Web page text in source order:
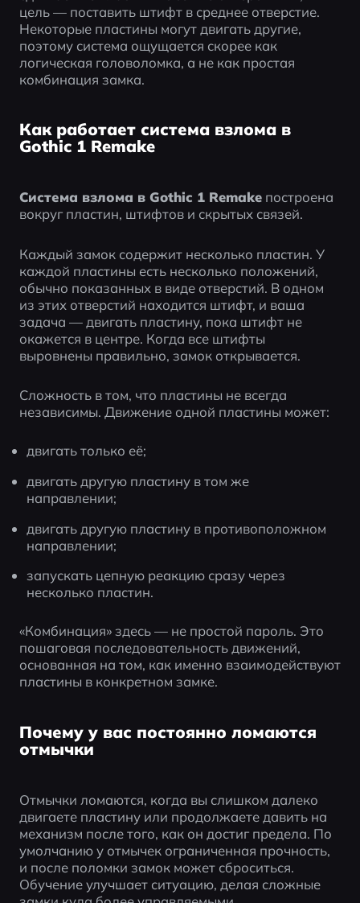
цель — поставить штифт в среднее отверстие.
Некоторые пластины могут двигать другие,
поэтому система ощущается скорее как
логическая головоломка, а не как простая
комбинация замка.
Как работает система взлома в
Gothic 1 Remake
Система взлома в Gothic 1 Remake построена
вокруг пластин, штифтов и скрытых связей.
Каждый замок содержит несколько пластин. У
каждой пластины есть несколько положений,
обычно показанных в виде отверстий. В одном
из этих отверстий находится штифт, и ваша
задача — двигать пластину, пока штифт не
окажется в центре. Когда все штифты
выровнены правильно, замок открывается.
Сложность в том, что пластины не всегда
независимы. Движение одной пластины может:
двигать только её;
двигать другую пластину в том же
направлении;
двигать другую пластину в противоположном
направлении;
запускать цепную реакцию сразу через
несколько пластин.
«Комбинация» здесь — не простой пароль. Это
пошаговая последовательность движений,
основанная на том, как именно взаимодействуют
пластины в конкретном замке.
Почему у вас постоянно ломаются
отмычки
Отмычки ломаются, когда вы слишком далеко
двигаете пластину или продолжаете давить на
механизм после того, как он достиг предела. По
умолчанию у отмычек ограниченная прочность,
и после поломки замок может сброситься.
Обучение улучшает ситуацию, делая сложные